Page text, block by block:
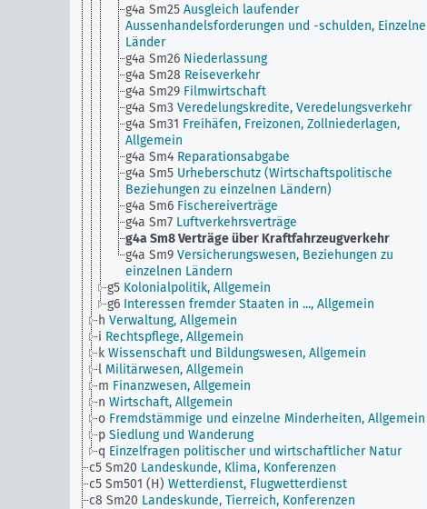
g4a Sm25 Ausgleich laufender
Aussenhandelsforderungen und -schulden, Einzelne
Länder
g4a Sm26 Niederlassung
g4a Sm28 Reiseverkehr
g4a Sm29 Filmwirtschaft
g4a Sm3 Veredelungskredite, Veredelungsverkehr
g4a Sm31 Freihäfen, Freizonen, Zollniederlagen,
Allgemein
g4a Sm4 Reparationsabgabe
g4a Sm5 Urheberschutz (Wirtschaftspolitische
Beziehungen zu einzelnen Ländern)
g4a Sm6 Fischereiverträge
g4a Sm7 Luftverkehrsverträge
g4a Sm8Verträge über Kraftfahrzeugverkehr
g4a Sm9 Versicherungswesen, Beziehungen zu
einzelnen Ländern
g5 Kolonialpolitik, Allgemein
g6 Interessen fremder Staaten in ..., Allgemein
h Verwaltung, Allgemein
i Rechtspflege, Allgemein
k Wissenschaft und Bildungswesen, Allgemein
l Militärwesen, Allgemein
m Finanzwesen, Allgemein
n Wirtschaft, Allgemein
o Fremdstämmige und einzelne Minderheiten, Allgemein
p Siedlung und Wanderung
q Einzelfragen politischer und wirtschaftlicher Natur
c5 Sm20 Landeskunde, Klima, Konferenzen
c5 Sm501 (H) Wetterdienst, Flugwetterdienst
c8 Sm20 Landeskunde, Tierreich, Konferenzen